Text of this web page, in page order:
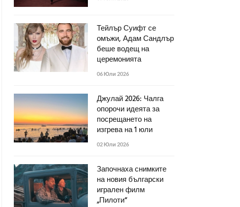
Тейлър Суифт се
омъжи, Адам Сандлър
беше водещ на
церемонията
06 Юли 2026
Джулай 2026: Чалга
опорочи идеята за
посрещането на
изгрева на 1 юли
02 Юли 2026
Започнаха снимките
на новия български
игрален филм
„Пилоти“